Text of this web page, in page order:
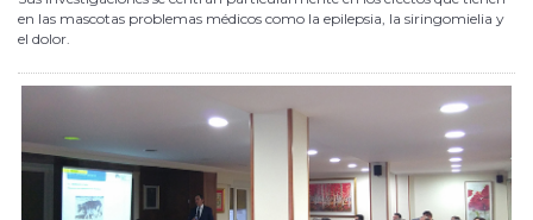
en las mascotas problemas médicos como la epilepsia, la siringomielia y
el dolor.